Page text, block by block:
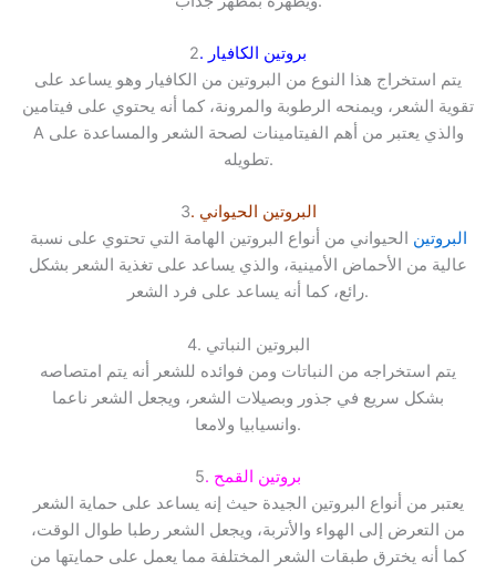
2
. بروتين الكافيار
يتم استخراج هذا النوع من البروتين من الكافيار وهو يساعد على
تقوية الشعر، ويمنحه الرطوبة والمرونة، كما أنه يحتوي على فيتامين
A والذي يعتبر من أهم الفيتامينات لصحة الشعر والمساعدة على
تطويله.
3 . البروتين الحيواني
البروتين الحيواني من أنواع البروتين الهامة التي تحتوي على نسبة
عالية من الأحماض الأمينية، والذي يساعد على تغذية الشعر بشكل
رائع، كما أنه يساعد على فرد الشعر.
4. البروتين النباتي
يتم استخراجه من النباتات ومن فوائده للشعر أنه يتم امتصاصه
بشكل سريع في جذور وبصيلات الشعر، ويجعل الشعر ناعما
وانسيابيا ولامعا.
5 . بروتين القمح
يعتبر من أنواع البروتين الجيدة حيث إنه يساعد على حماية الشعر
من التعرض إلى الهواء والأتربة، ويجعل الشعر رطبا طوال الوقت،
كما أنه يخترق طبقات الشعر المختلفة مما يعمل على حمايتها من